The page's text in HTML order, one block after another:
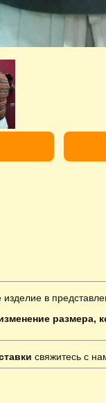
изделие в
размера,
свяжитесь с